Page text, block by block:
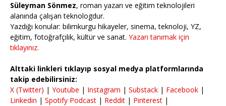
Süleyman Sönmez, roman yazarı ve eğitim teknolojileri
alanında çalışan teknologdur.
Yazdığı konular: bilimkurgu hikayeler, sinema, teknoloji, YZ,
eğitim, fotoğrafçılık, kültür ve sanat. Yazarı tanımak için
tıklayınız.
Alttaki linkleri tıklayıp sosyal medya platformlarında
takip edebilirsiniz:
X (Twitter) | Youtube | Instagram | Substack | Facebook |
Linkedin | Spotify Podcast | Reddit | Pinterest |